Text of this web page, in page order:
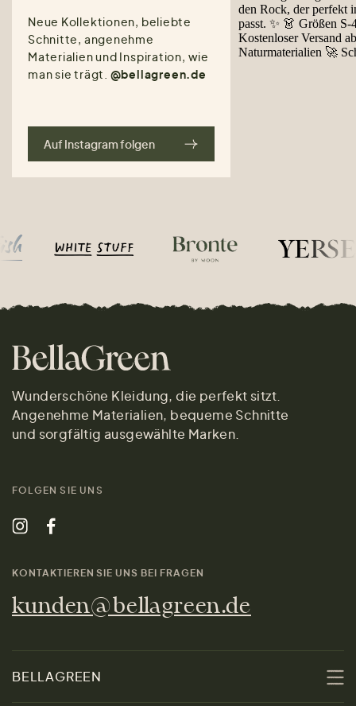
Neue Kollektionen, beliebte
Schnitte, angenehme
Materialien und Inspiration, wie
man sie trägt. @bellagreen.de
Auf Instagram folgen
Wunderschöne Kleidung, die perfekt sitzt.
Angenehme Materialien, bequeme Schnitte
und sorgfältig ausgewählte Marken.
FOLGEN SIE UNS
KONTAKTIEREN SIE UNS BEI FRAGEN
kunden@bellagreen.de
BELLAGREEN